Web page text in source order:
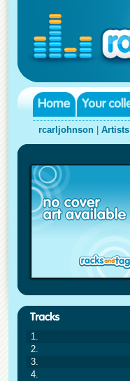
rcarljohnson Artists
1.
2.
3.
4.